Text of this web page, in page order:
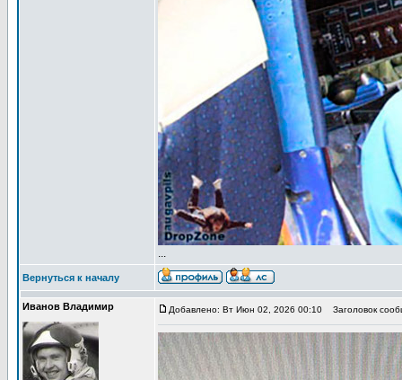
...
Вернуться к началу
Иванов Владимир Добавлено: Вт Июн 02, 2026 00:10 Заголовок